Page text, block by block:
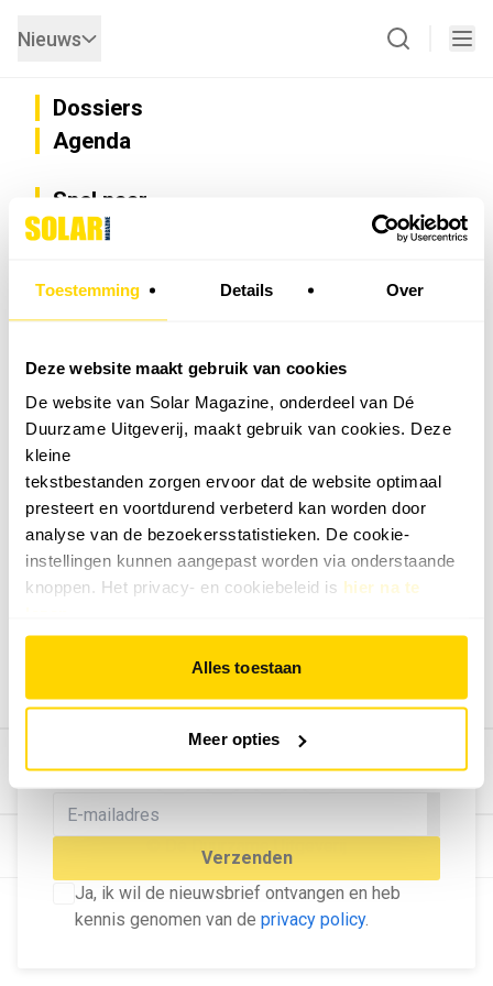
Toestemming Details Over
Deze website maakt gebruik van cookies
De website van Solar Magazine, onderdeel van Dé
Duurzame Uitgeverij, maakt gebruik van cookies. Deze
kleine
tekstbestanden zorgen ervoor dat de website optimaal
presteert en voortdurend verbeterd kan worden door
analyse van de bezoekersstatistieken. De cookie-
instellingen kunnen aangepast worden via onderstaande
knoppen. Het privacy- en cookiebeleid is hier na te
Alles toestaan
Meer opties
MELD U AAN VOOR ONZE
NIEUWSBRIEF
Blijf op de hoogte van het laatste nieuws!
Verzenden
Ja, ik wil de nieuwsbrief ontvangen en heb
kennis genomen van de privacy policy.
Nieuws
Dossiers
Agenda
Snel naar
Privacy
Nieuwsbrief
Vacatures
Installateurzoeker
Cookievoorkeuren wijzigen
English
Geef ons feedback
Vertel ons wat je van onze website vindt.
Tip de redactie
Bekijk hier de mogelijkheden.
© Dé Duurzame Uitgeverij